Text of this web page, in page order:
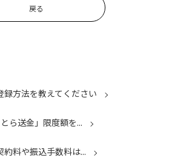
戻る
録方法を教えてください
ら送金」限度額を...
約料や振込手数料は...